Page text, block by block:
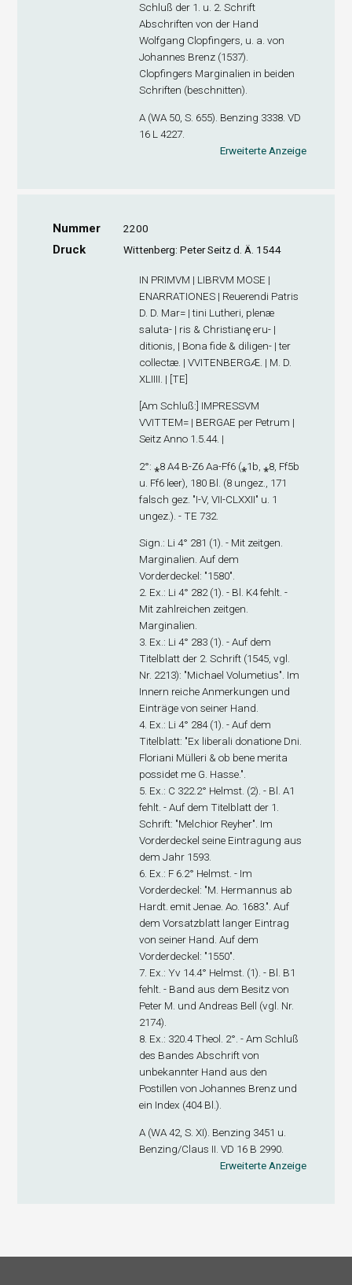
Schluß der 1. u. 2. Schrift
Abschriften von der Hand
Wolfgang Clopfingers, u. a. von
Johannes Brenz (1537).
Clopfingers Marginalien in beiden
Schriften (beschnitten).
A (WA 50, S. 655). Benzing 3338. VD
16 L 4227.
Erweiterte Anzeige
Nummer 2200
Druck Wittenberg: Peter Seitz d. Ä. 1544
IN PRIMVM | LIBRVM MOSE |
ENARRATIONES | Reuerendi Patris
D. D. Mar= | tini Lutheri, plenæ
saluta- | ris & Christianȩ eru- |
ditionis, | Bona fide & diligen- | ter
collectæ. | VVITENBERGÆ. | M. D.
XLIIII. | [TE]
[Am Schluß:] IMPRESSVM
VVITTEM= | BERGAE per Petrum |
Seitz Anno 1.5.44. |
2°: ⁎8A4B-Z6Aa-Ff6 (⁎1b , ⁎8, Ff5b
u. Ff6 leer), 180 Bl. (8 ungez., 171
falsch gez. "I-V, VII-CLXXII" u. 1
ungez.). - TE 732.
Sign.: Li 4° 281 (1). - Mit zeitgen.
Marginalien. Auf dem
Vorderdeckel: "1580".
2. Ex.: Li 4° 282 (1). - Bl. K4 fehlt. -
Mit zahlreichen zeitgen.
Marginalien.
3. Ex.: Li 4° 283 (1). - Auf dem
Titelblatt der 2. Schrift (1545, vgl.
Nr. 2213): "Michael Volumetius". Im
Innern reiche Anmerkungen und
Einträge von seiner Hand.
4. Ex.: Li 4° 284 (1). - Auf dem
Titelblatt: "Ex liberali donatione Dni.
Floriani Mülleri & ob bene merita
possidet me G. Hasse.".
5. Ex.: C 322.2° Helmst. (2). - Bl. A1
fehlt. - Auf dem Titelblatt der 1.
Schrift: "Melchior Reyher". Im
Vorderdeckel seine Eintragung aus
dem Jahr 1593.
6. Ex.: F 6.2° Helmst. - Im
Vorderdeckel: "M. Hermannus ab
Hardt. emit Jenae. Ao. 1683.". Auf
dem Vorsatzblatt langer Eintrag
von seiner Hand. Auf dem
Vorderdeckel: "1550".
7. Ex.: Yv 14.4° Helmst. (1). - Bl. B1
fehlt. - Band aus dem Besitz von
Peter M. und Andreas Bell (vgl. Nr.
2174).
8. Ex.: 320.4 Theol. 2°. - Am Schluß
des Bandes Abschrift von
unbekannter Hand aus den
Postillen von Johannes Brenz und
ein Index (404 Bl.).
A (WA 42, S. XI). Benzing 3451 u.
Benzing/Claus II. VD 16 B 2990.
Erweiterte Anzeige